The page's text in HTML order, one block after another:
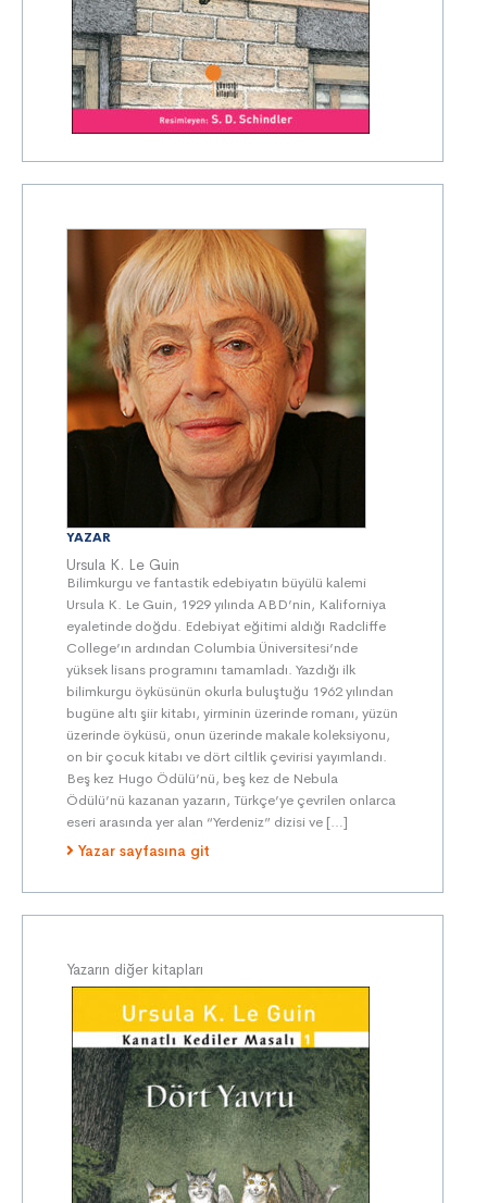
YAZAR
Ursula K. Le Guin
Bilimkurgu ve fantastik edebiyatın büyülü kalemi
Ursula K. Le Guin, 1929 yılında ABD’nin, Kaliforniya
eyaletinde doğdu. Edebiyat eğitimi aldığı Radcliffe
College’ın ardından Columbia Üniversitesi’nde
yüksek lisans programını tamamladı. Yazdığı ilk
bilimkurgu öyküsünün okurla buluştuğu 1962 yılından
bugüne altı şiir kitabı, yirminin üzerinde romanı, yüzün
üzerinde öyküsü, onun üzerinde makale koleksiyonu,
on bir çocuk kitabı ve dört ciltlik çevirisi yayımlandı.
Beş kez Hugo Ödülü’nü, beş kez de Nebula
Ödülü’nü kazanan yazarın, Türkçe’ye çevrilen onlarca
eseri arasında yer alan “Yerdeniz” dizisi ve […]
Yazar sayfasına git
Yazarın diğer kitapları